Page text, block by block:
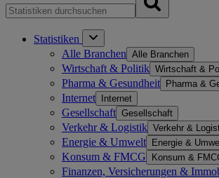
Statistiken
Alle Branchen Alle Branchen
Wirtschaft & Politik Wirtschaft &
Pharma & Gesundheit Pharma &
Internet Internet
Gesellschaft Gesellschaft
Verkehr & Logistik Verkehr &
Energie & Umwelt Energie &
Konsum & FMCG Konsum &
Finanzen, Versicherungen &